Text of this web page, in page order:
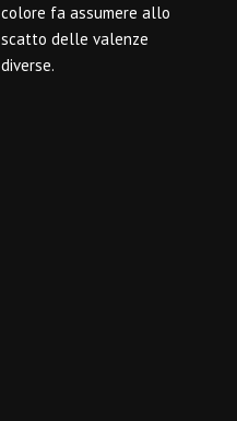
colore fa assumere allo
scatto delle valenze
diverse.